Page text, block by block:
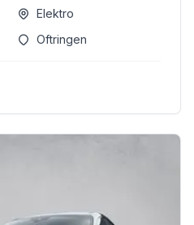
Elektro
Oftringen